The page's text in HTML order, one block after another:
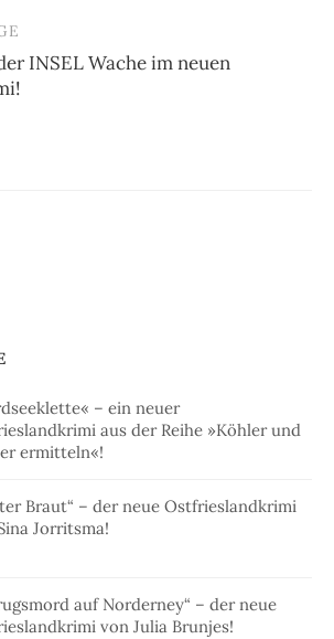
INSEL Wache im neuen
– ein neuer
aus der Reihe »Köhler und
ermitteln«!
Braut“ – der neue Ostfrieslandkrimi
Jorritsma!
auf Norderney“ – der neue
von Julia Brunjes!